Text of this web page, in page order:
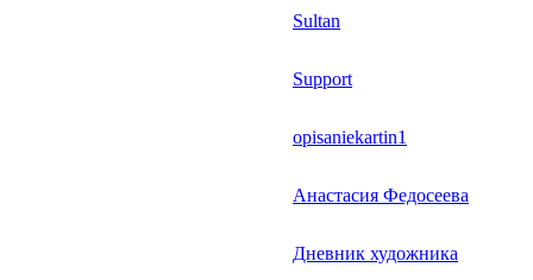
Sultan
Support
opisaniekartin1
Анастасия Федосеева
Дневник художника